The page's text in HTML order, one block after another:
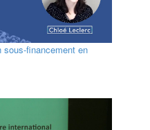
sous-financement en